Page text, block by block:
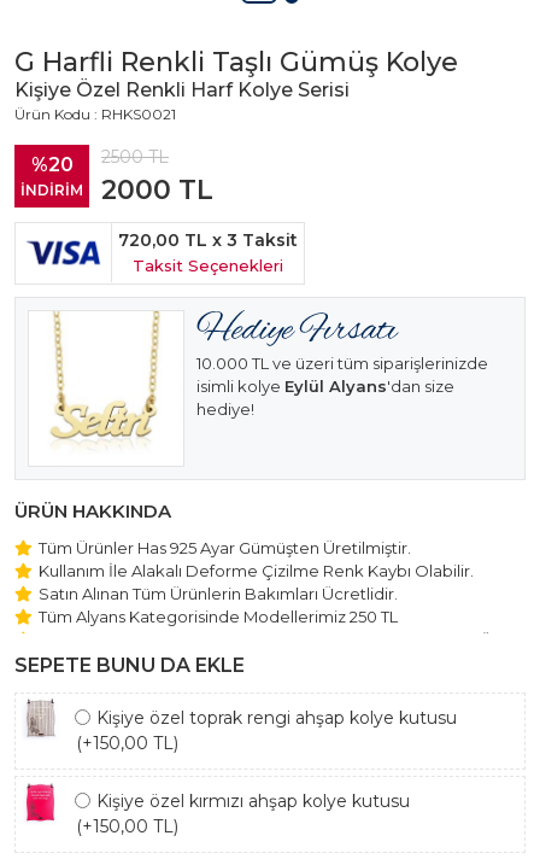
G Harfli Renkli Taşlı Gümüş Kolye
Kişiye Özel Renkli Harf Kolye Serisi
Ürün Kodu : RHKS0021
%20
İNDİRİM
2500TL
2000 TL
720,00 TL x 3 Taksit
Taksit Seçenekleri
10.000 TL ve üzeri tüm siparişlerinizde
isimli kolye Eylül Alyans'dan size
hediye!
ÜRÜN HAKKINDA
Tüm Ürünler Has 925 Ayar Gümüşten Üretilmiştir.
Kullanım İle Alakalı Deforme Çizilme Renk Kaybı Olabilir.
Satın Alınan Tüm Ürünlerin Bakımları Ücretlidir.
Tüm Alyans Kategorisinde Modellerimiz 250 TL
Beştaş Tektaş Kolye ve Bileklik Modellerimiz 150 TL Sabit Ücret
ile Hareket Edilmektedir.
SEPETE BUNU DA EKLE
Kişiye özel toprak rengi ahşap kolye kutusu
(+150,00 TL)
Kişiye özel kırmızı ahşap kolye kutusu
(+150,00 TL)